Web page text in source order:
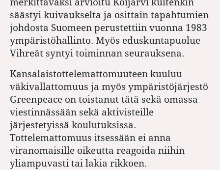
säästyi kuivaukselta ja osittain tapahtumien
johdosta Suomeen perustettiin vuonna 1983
ympäristöhallinto. Myös eduskuntapuolue
Vihreät syntyi toiminnan seurauksena.
Kansalaistottelemattomuuteen kuuluu
väkivallattomuus ja myös ympäristöjärjestö
Greenpeace on toistanut tätä sekä omassa
viestinnässään sekä aktivisteille
järjestetyissä koulutuksissa.
Tottelemattomuus itsessään ei anna
viranomaisille oikeutta reagoida niihin
yliampuvasti tai lakia rikkoen.